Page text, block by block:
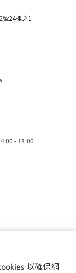
以確保網
24樓之1
- 18:00